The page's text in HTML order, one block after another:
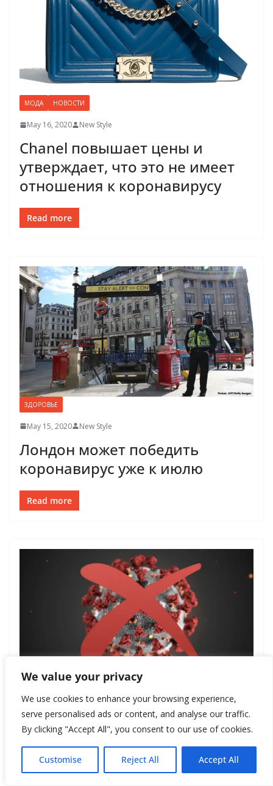
We value your privacy
We use cookies to enhance your browsing experience,
serve personalised ads or content, and analyse our traffic.
By clicking "Accept All", you consent to our use of cookies.
Customise Reject All Accept All
МОДА НОВОСТИ
May 16, 2020 New Style
Chanel повышает цены и
утверждает, что это не имеет
отношения к коронавирусу
Read more
ЗДОРОВЬЕ
May 15, 2020 New Style
Лондон может победить
коронавирус уже к июлю
Read more
New Style
Названы худшие советы, как
побороть коронавирус